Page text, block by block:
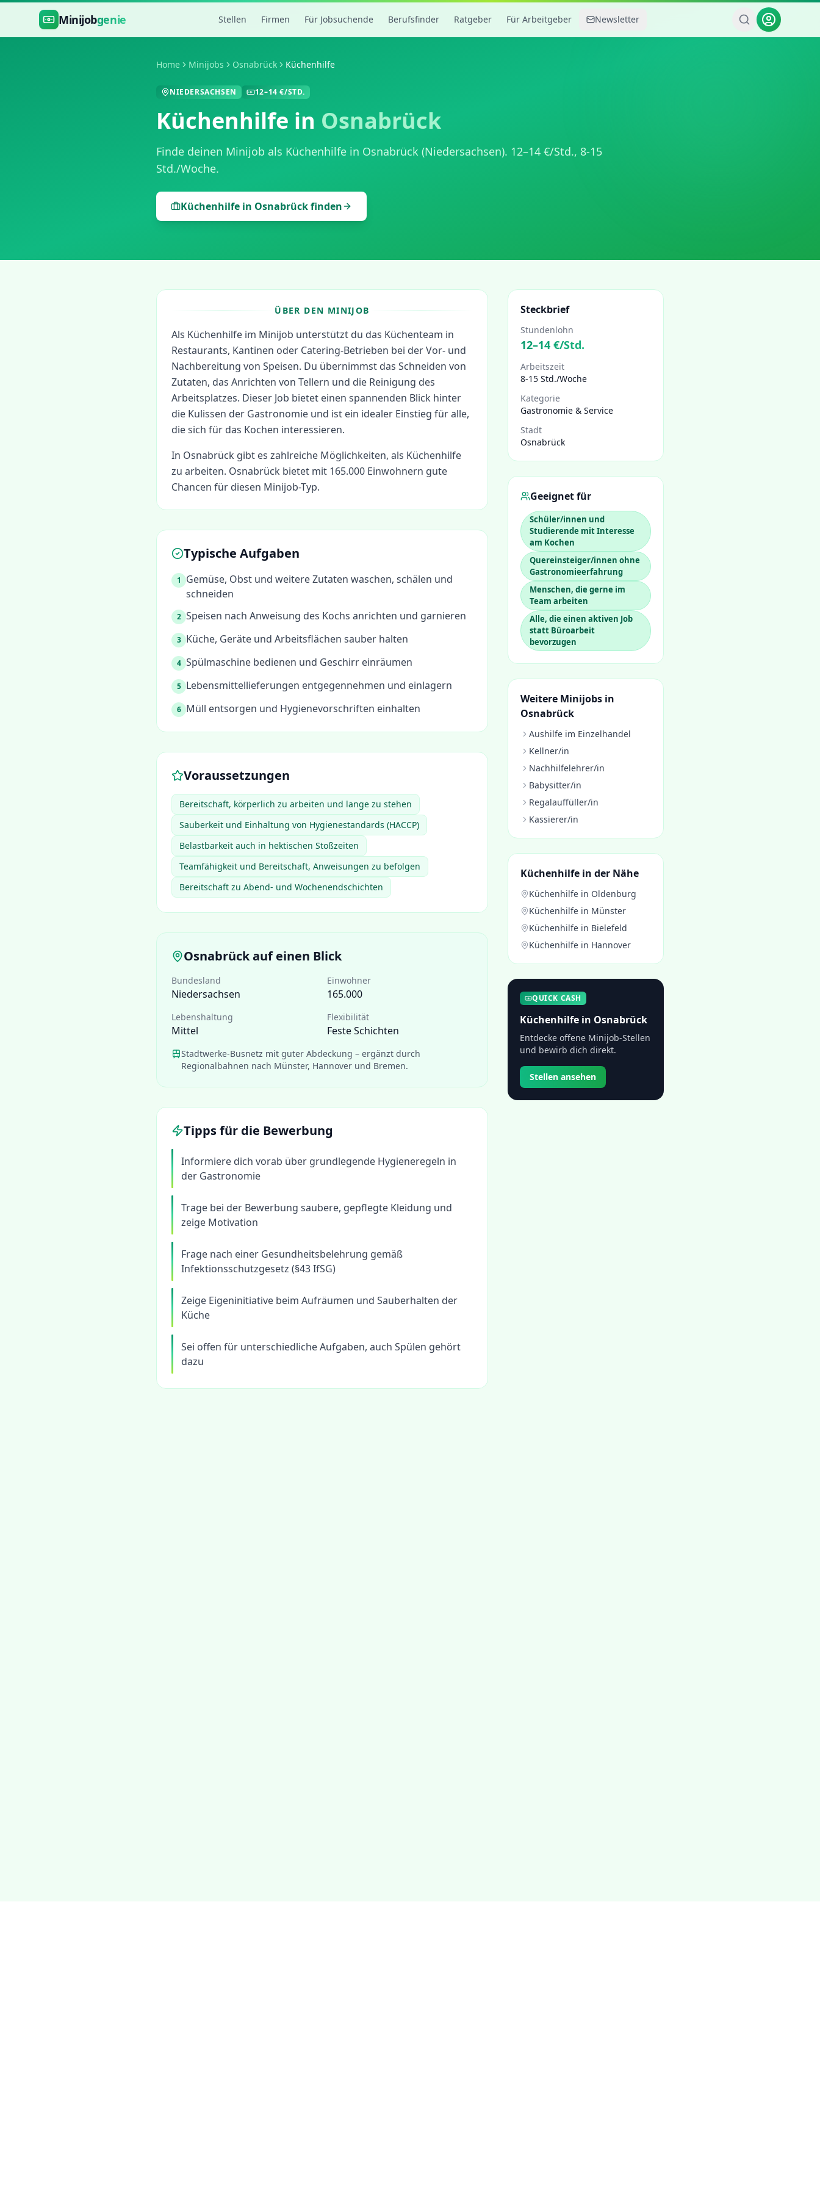
Zum Hauptinhalt springen
Minijobgenie Stellen Firmen Für Jobsuchende Berufsfinder Ratgeber Für Arbeitgeber Newsletter
Home Minijobs Osnabrück Küchenhilfe
NIEDERSACHSEN 12–14 €/STD.
Küchenhilfe in Osnabrück
Finde deinen Minijob als Küchenhilfe in Osnabrück (Niedersachsen). 12–14 €/Std., 8-15
Std./Woche.
Küchenhilfe in Osnabrückfinden
ÜBER DEN MINIJOB
Als Küchenhilfe im Minijob unterstützt du das Küchenteam in
Restaurants, Kantinen oder Catering-Betrieben bei der Vor- und
Nachbereitung von Speisen. Du übernimmst das Schneiden von
Zutaten, das Anrichten von Tellern und die Reinigung des
Arbeitsplatzes. Dieser Job bietet einen spannenden Blick hinter
die Kulissen der Gastronomie und ist ein idealer Einstieg für alle,
die sich für das Kochen interessieren.
In Osnabrück gibt es zahlreiche Möglichkeiten, als Küchenhilfe
zu arbeiten. Osnabrück bietet mit 165.000 Einwohnern gute
Chancen für diesen Minijob-Typ.
Typische Aufgaben
1
Gemüse, Obst und weitere Zutaten waschen, schälen und
schneiden
2 Speisen nach Anweisung des Kochs anrichten und garnieren
3 Küche, Geräte und Arbeitsflächen sauber halten
4 Spülmaschine bedienen und Geschirr einräumen
5 Lebensmittellieferungen entgegennehmen und einlagern
6 Müll entsorgen und Hygienevorschriften einhalten
Voraussetzungen
Bereitschaft, körperlich zu arbeiten und lange zu stehen
Sauberkeit und Einhaltung von Hygienestandards (HACCP)
Belastbarkeit auch in hektischen Stoßzeiten
Teamfähigkeit und Bereitschaft, Anweisungen zu befolgen
Bereitschaft zu Abend- und Wochenendschichten
Osnabrückauf einen Blick
Bundesland
Niedersachsen
Einwohner
165.000
Lebenshaltung
Mittel
Flexibilität
Feste Schichten
Stadtwerke-Busnetz mit guter Abdeckung – ergänzt durch
Regionalbahnen nach Münster, Hannover und Bremen.
Tipps für die Bewerbung
Informiere dich vorab über grundlegende Hygieneregeln in
der Gastronomie
Trage bei der Bewerbung saubere, gepflegte Kleidung und
zeige Motivation
Frage nach einer Gesundheitsbelehrung gemäß
Infektionsschutzgesetz (§43 IfSG)
Zeige Eigeninitiative beim Aufräumen und Sauberhalten der
Küche
Sei offen für unterschiedliche Aufgaben, auch Spülen gehört
dazu
Steckbrief
Stundenlohn
12–14 €/Std.
Arbeitszeit
8-15 Std./Woche
Kategorie
Gastronomie & Service
Stadt
Osnabrück
Geeignet für
Schüler/innen und
Studierende mit Interesse
am Kochen
Quereinsteiger/innen ohne
Gastronomieerfahrung
Menschen, die gerne im
Team arbeiten
Alle, die einen aktiven Job
statt Büroarbeit
bevorzugen
Weitere Minijobs in
Osnabrück
Aushilfe im Einzelhandel
Kellner/in
Nachhilfelehrer/in
Babysitter/in
Regalauffüller/in
Kassierer/in
Küchenhilfe in der Nähe
Küchenhilfe in Oldenburg
Küchenhilfe in Münster
Küchenhilfe in Bielefeld
Küchenhilfe in Hannover
QUICK CASH
Küchenhilfe in Osnabrück
Entdecke offene Minijob-Stellen
und bewirb dich direkt.
Stellen ansehen